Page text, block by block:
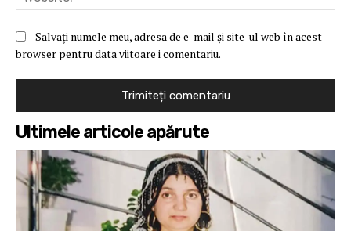
Salvați numele meu, adresa de e-mail și site-ul web în acest
browser pentru data viitoare i comentariu.
Ultimele articole apărute